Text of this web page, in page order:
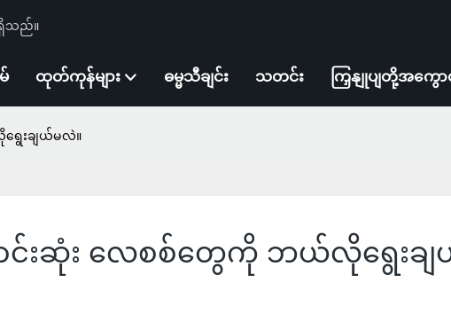
ရှိသည်။
ထုတ်ကုန်များ ဓမ္မသီချင်း သတင်း ကြှနျုပျတို့အကွောင
းချယ်မလဲ။
ဆုံး လေစစ်တွေကို ဘယ်လိုရွေးချ